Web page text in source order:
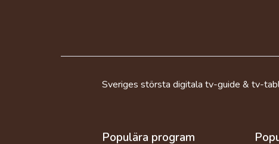
Sveriges största digitala tv-guide & tv-
Populära program